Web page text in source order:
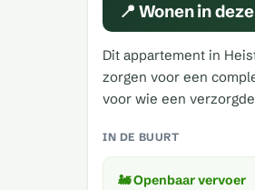
📍 Wonen in
Dit appartement in
zorgen voor een
voor wie een
IN DE BUURT
🚂 Openbaar vervoer